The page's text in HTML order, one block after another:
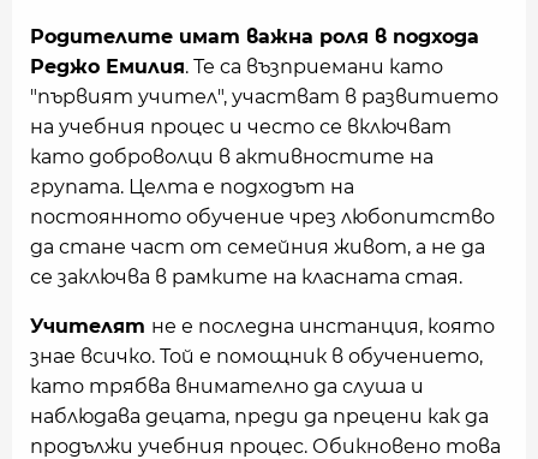
Родителите имат важна роля в подхода
Реджо Емилия. Те са възприемани като
"първият учител", участват в развитието
на учебния процес и често се включват
като доброволци в активностите на
групата. Целта е подходът на
постоянното обучение чрез любопитство
да стане част от семейния живот, а не да
се заключва в рамките на класната стая.
Учителят не е последна инстанция, която
знае всичко. Той е помощник в обучението,
като трябва внимателно да слуша и
наблюдава децата, преди да прецени как да
продължи учебния процес. Обикновено това